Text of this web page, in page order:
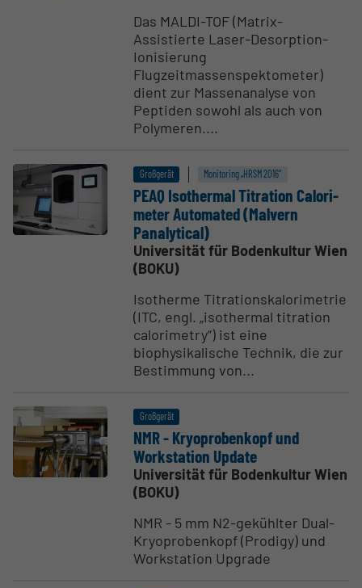
Das MALDI-TOF (Matrix-
Assistierte Laser-Desorption-
Ionisierung
Flugzeitmassenspektometer)
dient zur Massenanalyse von
Peptiden sowohl als auch von
Polymeren....
Großgerät Monitoring „HRSM 2016“
PEAQ Isothermal Titration Calori­
meter Automated (Malvern
Panalytical)
Universität für Bodenkultur Wien
(BOKU)
Isotherme Titrationskalorimetrie
(ITC, engl. „isothermal titration
calorimetry“) ist eine
biophysikalische Technik, die zur
Bestimmung von...
Großgerät
NMR - Kryopro­benkopf und
Workstation Update
Universität für Bodenkultur Wien
(BOKU)
NMR - 5 mm N2-gekühlter Dual-
Kryoprobenkopf (Prodigy) und
Workstation Upgrade